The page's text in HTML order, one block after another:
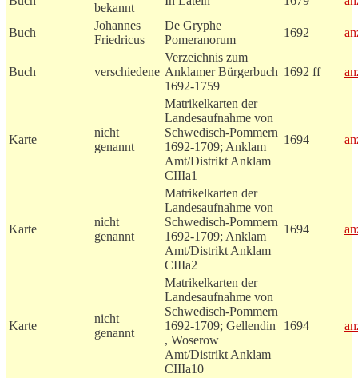
bekannt
Buch
Johannes
Friedricus
De Gryphe
Pomeranorum
1692
Buch verschiedene
Verzeichnis zum
Anklamer Bürgerbuch
1692-1759
1692 ff
Karte
nicht
genannt
Matrikelkarten der
Landesaufnahme von
Schwedisch-Pommern
1692-1709; Anklam
Amt/Distrikt Anklam
CIIIa1
1694
Karte
nicht
genannt
Matrikelkarten der
Landesaufnahme von
Schwedisch-Pommern
1692-1709; Anklam
Amt/Distrikt Anklam
CIIIa2
1694
Karte
nicht
genannt
Matrikelkarten der
Landesaufnahme von
Schwedisch-Pommern
1692-1709; Gellendin
, Woserow
Amt/Distrikt Anklam
CIIIa10
1694